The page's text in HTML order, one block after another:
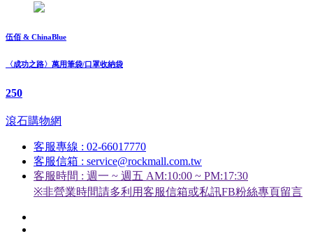
伍佰 & ChinaBlue
〈成功之路〉萬用筆袋/口罩收納袋
250
滾石購物網
客服專線 : 02-66017770
客服信箱 : service@rockmall.com.tw
客服時間 : 週一 ~ 週五 AM:10:00 ~ PM:17:30
※非營業時間請多利用客服信箱或私訊FB粉絲專頁留言